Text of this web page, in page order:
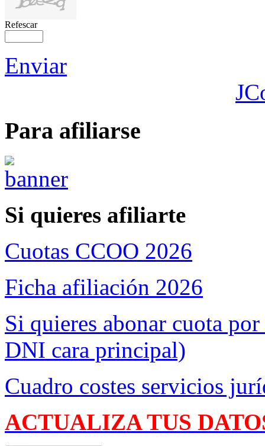
Refescar
Enviar
Para afiliarse
Si quieres afiliarte
Cuotas CCOO 2026
Ficha afiliación 2026
Si quieres abonar cuota
DNI cara principal)
Cuadro costes servicios
ACTUALIZA TUS